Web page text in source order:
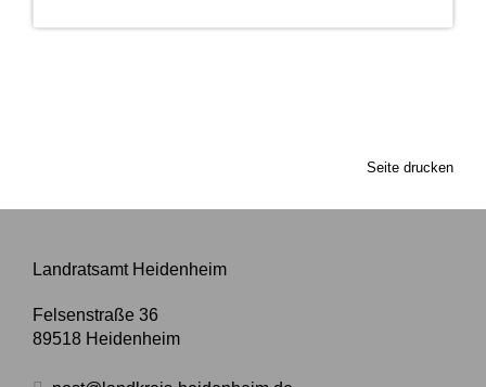
Seite drucken
Landratsamt Heidenheim
Felsenstraße 36
89518 Heidenheim